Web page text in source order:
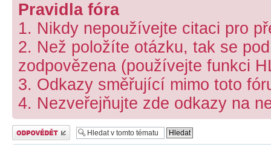
Pravidla fóra
1. Nikdy nepoužívejte citaci pro
2. Než položíte otázku, tak se
zodpovězena (používejte funkci
3. Odkazy směřující mimo toto
4. Nezveřejňujte zde odkazy na
Odeslat odpověď